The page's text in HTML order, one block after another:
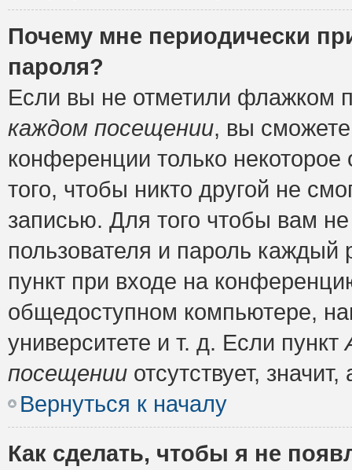
Почему мне периодически
пароля?
Если вы не отметили флажком
каждом посещении, вы
конференции только
того, чтобы никто другой не
записью. Для того чтобы вам
пользователя и пароль
пункт при входе на
общедоступном компьютере,
университете и т. д. Если пункт
посещении отсутствует,
Вернуться к началу
Как сделать, чтобы я не